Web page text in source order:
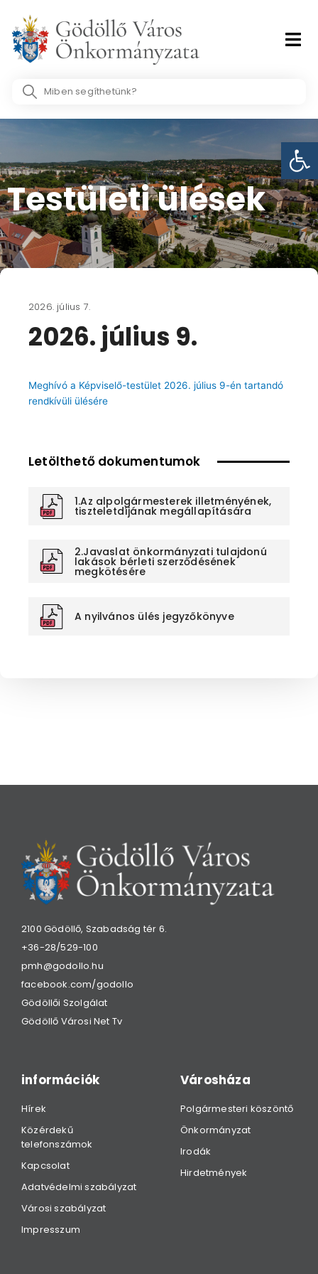
content
Search
Testületi ülések​
2026. július 7.
2026. július 9.
Meghívó a Képviselő-testület 2026. július 9-én tartandó
rendkívüli ülésére
Letölthető dokumentumok
1.Az alpolgármesterek illetményének,
tiszteletdíjának megállapítására
2.Javaslat önkormányzati tulajdonú
lakások bérleti szerződésének
megkötésére
A nyilvános ülés jegyzőkönyve
2100 Gödöllő, Szabadság tér 6.
+36-28/529-100
pmh@godollo.hu
facebook.com/godollo
Gödöllői Szolgálat
Gödöllő Városi Net Tv
információk
Hírek
Közérdekű
telefonszámok
Kapcsolat
Adatvédelmi szabályzat
Városi szabályzat
Impresszum
Városháza
Polgármesteri köszöntő
Önkormányzat
Irodák
Hirdetmények